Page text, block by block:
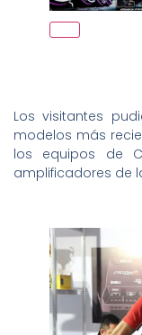
Los visitantes
modelos más
los equipos de
amplificadores de